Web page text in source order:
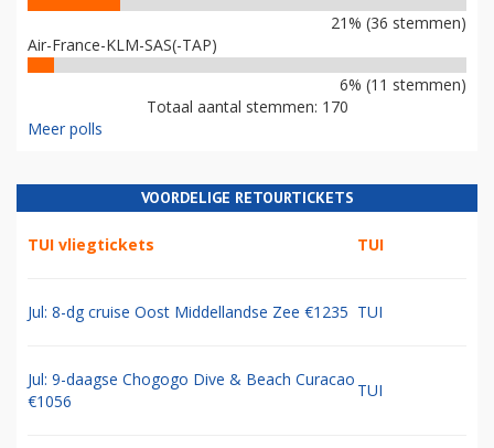
21% (36 stemmen)
Air-France-KLM-SAS(-TAP)
6% (11 stemmen)
Totaal aantal stemmen: 170
Meer polls
VOORDELIGE RETOURTICKETS
TUI vliegtickets TUI
Jul: 8-dg cruise Oost Middellandse Zee €1235 TUI
Jul: 9-daagse Chogogo Dive & Beach Curacao
€1056
TUI